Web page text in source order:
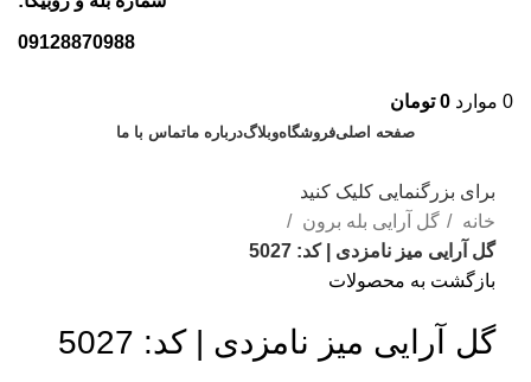
09128870988
0 موارد 0 تومان
صفحه اصلیفروشگاهوبلاگدرباره ماتماس با ما
برای بزرگنمایی کلیک کنید
خانه
گل آرایی بله برون
گل آرایی میز نامزدی | کد: 5027
بازگشت به محصولات
گل آرایی میز نامزدی | کد: 5027